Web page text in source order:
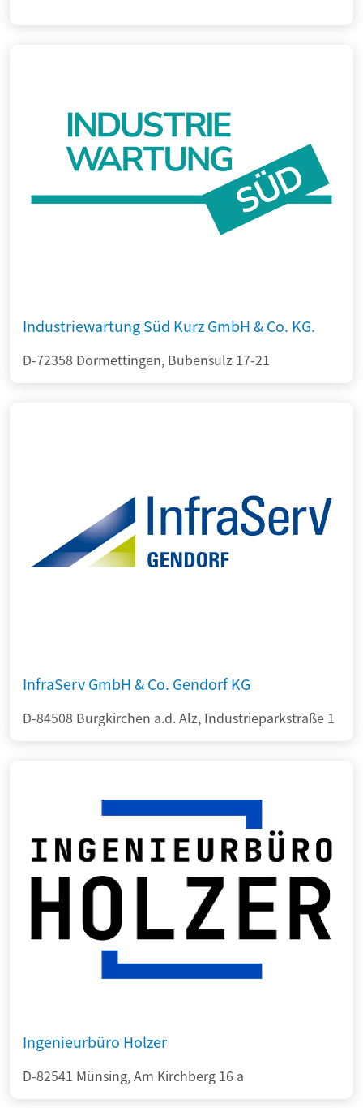
Industriewartung Süd Kurz GmbH & Co. KG.
D-72358 Dormettingen, Bubensulz 17-21
InfraServ GmbH & Co. Gendorf KG
D-84508 Burgkirchen a.d. Alz, Industrieparkstraße 1
Ingenieurbüro Holzer
D-82541 Münsing, Am Kirchberg 16 a